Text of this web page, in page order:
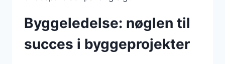
Byggeledelse: nøglen til
succes i byggeprojekter